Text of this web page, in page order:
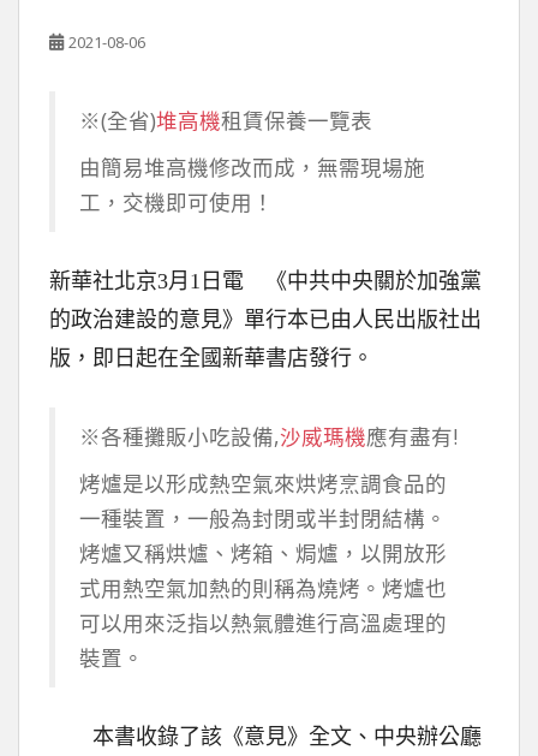
2021-08-06
※(全省)堆高機租賃保養一覽表
由簡易堆高機修改而成，無需現場施
工，交機即可使用！
新華社北京3月1日電 《中共中央關於加強黨
的政治建設的意見》單行本已由人民出版社出
版，即日起在全國新華書店發行。
※各種攤販小吃設備,沙威瑪機應有盡有!
烤爐是以形成熱空氣來烘烤烹調食品的
一種裝置，一般為封閉或半封閉結構。
烤爐又稱烘爐、烤箱、焗爐，以開放形
式用熱空氣加熱的則稱為燒烤。烤爐也
可以用來泛指以熱氣體進行高溫處理的
裝置。
本書收錄了該《意見》全文、中央辦公廳